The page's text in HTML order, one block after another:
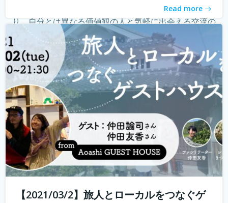
Read more
ゲストハウス。 ローカルな情報が集まる旅先の入り口であ
り、自分とは異なる価値観の人と気軽に出会える交流の
場。 しかし、コロナウィルスの影響で、交流できるゲスト
ハウスに実際に行けることが少なくなり、寂しく感じてい
る旅人もたくさんいらっしゃると...続きを読む
【2021/03/2】旅人とローカルをつなぐゲ